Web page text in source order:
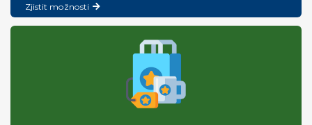
Zjistit možnosti